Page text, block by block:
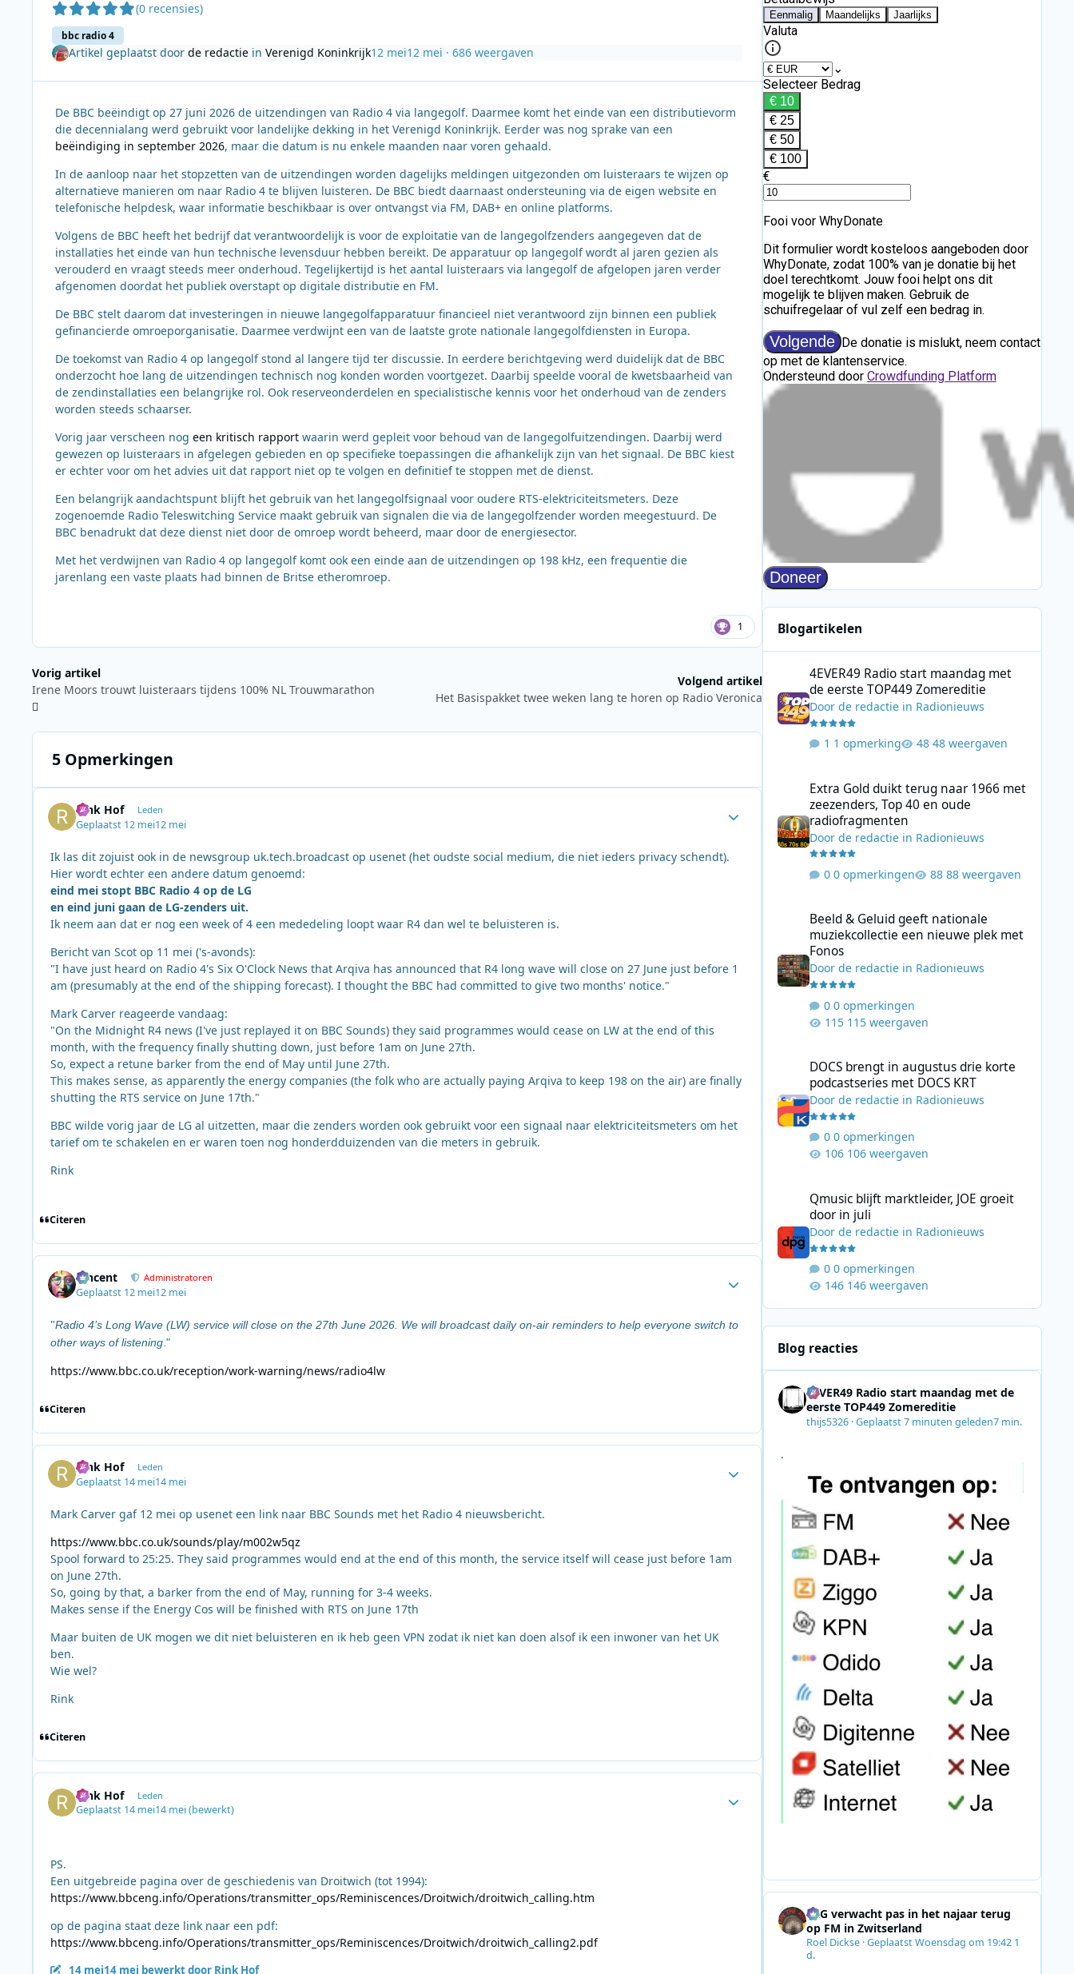
(0 recensies)
bbc radio 4
Artikel geplaatst door de redactiein Verenigd Koninkrijk12 mei12 mei · 686 weergaven
De BBC beëindigt op 27 juni 2026 de uitzendingen van Radio 4 via langegolf. Daarmee komt het einde van een distributievorm
die decennialang werd gebruikt voor landelijke dekking in het Verenigd Koninkrijk. Eerder was nog sprake van een
beëindiging in september 2026, maar die datum is nu enkele maanden naar voren gehaald.
In de aanloop naar het stopzetten van de uitzendingen worden dagelijks meldingen uitgezonden om luisteraars te wijzen op
alternatieve manieren om naar Radio 4 te blijven luisteren. De BBC biedt daarnaast ondersteuning via de eigen website en
telefonische helpdesk, waar informatie beschikbaar is over ontvangst via FM, DAB+ en online platforms.
Volgens de BBC heeft het bedrijf dat verantwoordelijk is voor de exploitatie van de langegolfzenders aangegeven dat de
installaties het einde van hun technische levensduur hebben bereikt. De apparatuur op langegolf wordt al jaren gezien als
verouderd en vraagt steeds meer onderhoud. Tegelijkertijd is het aantal luisteraars via langegolf de afgelopen jaren verder
afgenomen doordat het publiek overstapt op digitale distributie en FM.
De BBC stelt daarom dat investeringen in nieuwe langegolfapparatuur financieel niet verantwoord zijn binnen een publiek
gefinancierde omroeporganisatie. Daarmee verdwijnt een van de laatste grote nationale langegolfdiensten in Europa.
De toekomst van Radio 4 op langegolf stond al langere tijd ter discussie. In eerdere berichtgeving werd duidelijk dat de BBC
onderzocht hoe lang de uitzendingen technisch nog konden worden voortgezet. Daarbij speelde vooral de kwetsbaarheid van
de zendinstallaties een belangrijke rol. Ook reserveonderdelen en specialistische kennis voor het onderhoud van de zenders
worden steeds schaarser.
Vorig jaar verscheen nog een kritisch rapport waarin werd gepleit voor behoud van de langegolfuitzendingen. Daarbij werd
gewezen op luisteraars in afgelegen gebieden en op specifieke toepassingen die afhankelijk zijn van het signaal. De BBC kiest
er echter voor om het advies uit dat rapport niet op te volgen en definitief te stoppen met de dienst.
Een belangrijk aandachtspunt blijft het gebruik van het langegolfsignaal voor oudere RTS-elektriciteitsmeters. Deze
zogenoemde Radio Teleswitching Service maakt gebruik van signalen die via de langegolfzender worden meegestuurd. De
BBC benadrukt dat deze dienst niet door de omroep wordt beheerd, maar door de energiesector.
Met het verdwijnen van Radio 4 op langegolf komt ook een einde aan de uitzendingen op 198 kHz, een frequentie die
jarenlang een vaste plaats had binnen de Britse etheromroep.
1
Vorig artikel
Irene Moors trouwt luisteraars tijdens 100% NL Trouwmarathon
Volgend artikel
Het Basispakket twee weken lang te horen op Radio Veronica
5 Opmerkingen
Rink Hof Leden
Geplaatst 12 mei12 mei
Ik las dit zojuist ook in de newsgroup uk.tech.broadcast op usenet (het oudste social medium, die niet ieders privacy schendt).
Hier wordt echter een andere datum genoemd:
eind mei stopt BBC Radio 4 op de LG
en eind juni gaan de LG-zenders uit.
Ik neem aan dat er nog een week of 4 een mededeling loopt waar R4 dan wel te beluisteren is.
Bericht van Scot op 11 mei ('s-avonds):
"I have just heard on Radio 4's Six O'Clock News that Arqiva has announced that R4 long wave will close on 27 June just before 1
am (presumably at the end of the shipping forecast). I thought the BBC had committed to give two months' notice."
Mark Carver reageerde vandaag:
"On the Midnight R4 news (I've just replayed it on BBC Sounds) they said programmes would cease on LW at the end of this
month, with the frequency finally shutting down, just before 1am on June 27th.
So, expect a retune barker from the end of May until June 27th.
This makes sense, as apparently the energy companies (the folk who are actually paying Arqiva to keep 198 on the air) are finally
shutting the RTS service on June 17th."
BBC wilde vorig jaar de LG al uitzetten, maar die zenders worden ook gebruikt voor een signaal naar elektriciteitsmeters om het
tarief om te schakelen en er waren toen nog honderdduizenden van die meters in gebruik.
Rink
Citeren
Vincent Administratoren
Geplaatst 12 mei12 mei
"Radio 4’s Long Wave (LW) service will close on the 27th June 2026. We will broadcast daily on-air reminders to help everyone switch to
other ways of listening ."
https://www.bbc.co.uk/reception/work-warning/news/radio4lw
Citeren
Rink Hof Leden
Geplaatst 14 mei14 mei
Mark Carver gaf 12 mei op usenet een link naar BBC Sounds met het Radio 4 nieuwsbericht.
https://www.bbc.co.uk/sounds/play/m002w5qz
Spool forward to 25:25. They said programmes would end at the end of this month, the service itself will cease just before 1am
on June 27th.
So, going by that, a barker from the end of May, running for 3-4 weeks.
Makes sense if the Energy Cos will be finished with RTS on June 17th
Maar buiten de UK mogen we dit niet beluisteren en ik heb geen VPN zodat ik niet kan doen alsof ik een inwoner van het UK
ben.
Wie wel?
Rink
Citeren
Rink Hof Leden
Geplaatst 14 mei14 mei(bewerkt)
PS.
Een uitgebreide pagina over de geschiedenis van Droitwich (tot 1994):
https://www.bbceng.info/Operations/transmitter_ops/Reminiscences/Droitwich/droitwich_calling.htm
op de pagina staat deze link naar een pdf:
https://www.bbceng.info/Operations/transmitter_ops/Reminiscences/Droitwich/droitwich_calling2.pdf
14 mei14 mei bewerkt door Rink Hof
Blogartikelen
4EVER49 Radio start maandag met
de eerste TOP449 Zomereditie
Door de redactiein Radionieuws
1 opmerking 48 weergaven
Extra Gold duikt terug naar 1966 met
zeezenders, Top 40 en oude
radiofragmenten
Door de redactiein Radionieuws
0 opmerkingen 88 weergaven
Beeld & Geluid geeft nationale
muziekcollectie een nieuwe plek met
Fonos
Door de redactiein Radionieuws
0 opmerkingen
115 weergaven
DOCS brengt in augustus drie korte
podcastseries met DOCS KRT
Door de redactiein Radionieuws
0 opmerkingen
106 weergaven
Qmusic blijft marktleider, JOE groeit
door in juli
Door de redactiein Radionieuws
0 opmerkingen
146 weergaven
Blog reacties
4EVER49 Radio start maandag met de
eerste TOP449 Zomereditie
thijs5326·Geplaatst7 minuten geleden7 min.
.
SRG verwacht pas in het najaar terug
op FM in Zwitserland
Roel Dickse·GeplaatstWoensdag om 19:42 1
d.